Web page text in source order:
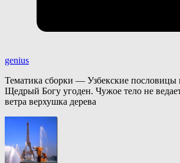
genius
Тематика сборки — Узбекские пословицы
Щедрый Богу угоден. Чужое тело не
ветра верхушка дерева